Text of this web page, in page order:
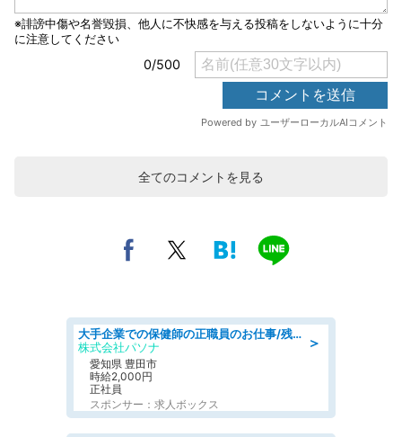
全てのコメントを見る
＞
大手企業での保健師の正職員のお仕事/残業なし/要資格:保健師
株式会社パソナ
愛知県 豊田市
時給2,000円
正社員
スポンサー：求人ボックス